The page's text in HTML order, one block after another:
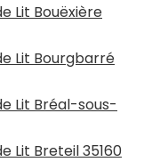
Lit Bouëxière
Lit Bourgbarré
Lit Bréal-sous-
Lit Breteil 35160